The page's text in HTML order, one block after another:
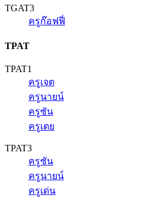
TGAT3
ครูก๊อฟฟี่
TPAT
TPAT1
ครูเจต
ครูนายน์
ครูซัน
ครูเตย
TPAT3
ครูซัน
ครูนายน์
ครูเด่น